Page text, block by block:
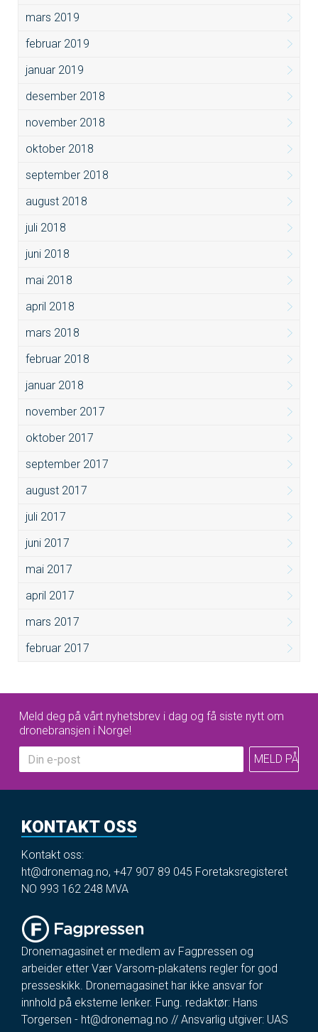
mars 2019
februar 2019
januar 2019
desember 2018
november 2018
oktober 2018
september 2018
august 2018
juli 2018
juni 2018
mai 2018
april 2018
mars 2018
februar 2018
januar 2018
november 2017
oktober 2017
september 2017
august 2017
juli 2017
juni 2017
mai 2017
april 2017
mars 2017
februar 2017
Meld deg på vårt nyhetsbrev i dag og få siste nytt om
dronebransjen i Norge!
KONTAKT OSS
Kontakt oss:
ht@dronemag.no, +47 907 89 045 Foretaksregisteret
NO 993 162 248 MVA
Dronemagasinet er medlem av Fagpressen og
arbeider etter Vær Varsom-plakatens regler for god
presseskikk. Dronemagasinet har ikke ansvar for
innhold på eksterne lenker. Fung. redaktør: Hans
Torgersen - ht@dronemag.no // Ansvarlig utgiver: UAS